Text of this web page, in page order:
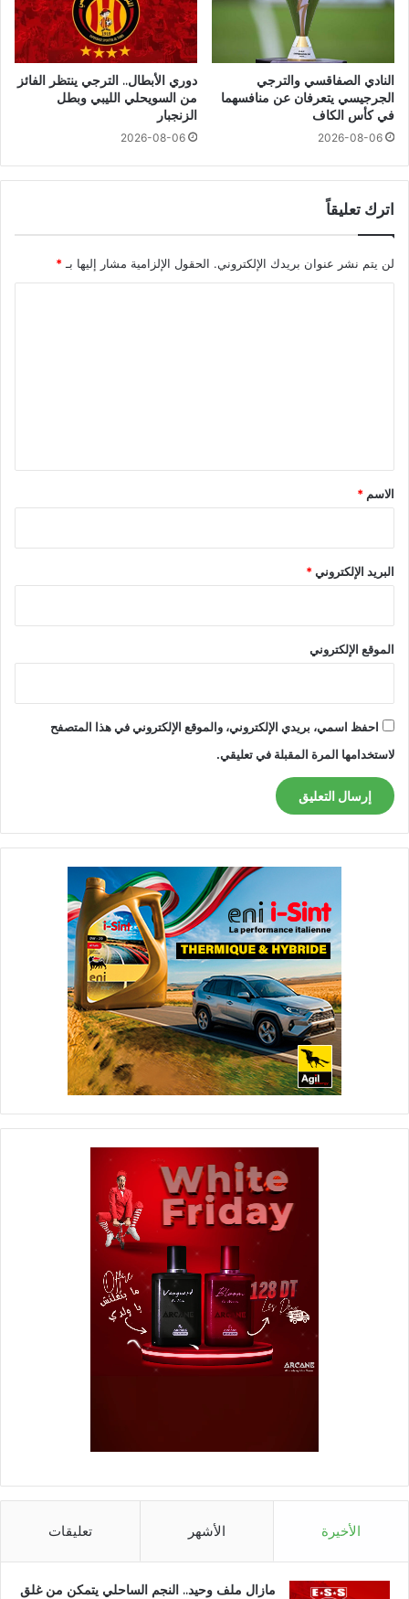
النادي الصفاقسي والترجي
الجرجيسي يتعرفان عن منافسهما
في كأس الكاف
2026-08-06
دوري الأبطال.. الترجي ينتظر الفائز
من السويحلي الليبي وبطل
الزنجبار
2026-08-06
اترك تعليقاً
لن يتم نشر عنوان بريدك الإلكتروني. الحقول الإلزامية مشار إليها بـ *
*
الاسم *
البريد الإلكتروني*
الموقع الإلكتروني
احفظ اسمي، بريدي الإلكتروني، والموقع الإلكتروني في هذا المتصفح
لاستخدامها المرة المقبلة في تعليقي.
الأخيرة الأشهر تعليقات
مازال ملف وحيد.. النجم الساحلي يتمكن من غلق